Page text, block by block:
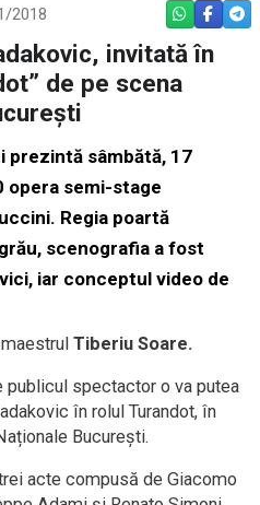
2018 WHATSAPP
invitată în
de pe scena
prezintă sâmbătă, 17
opera semi-stage
Regia poartă
scenografia a fost
iar conceptul video de
Tiberiu Soare.
publicul spectactor o va putea
în rolul Turandot, în
București.
acte compusă de Giacomo